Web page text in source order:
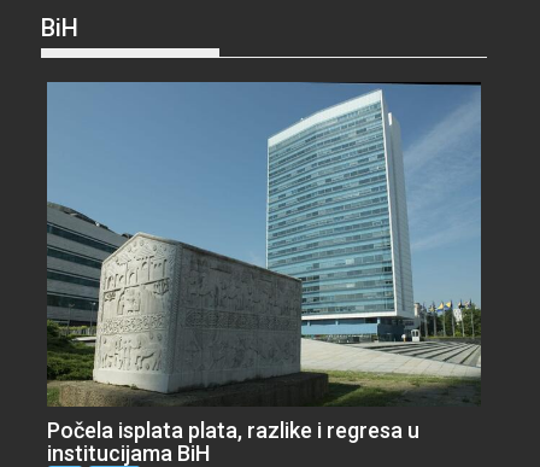
BiH
Počela isplata plata, razlike i regresa u
institucijama BiH